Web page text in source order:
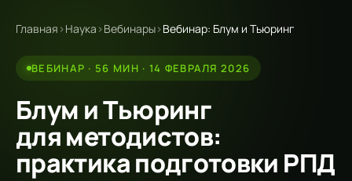
Главная ›Наука ›Вебинары›Вебинар: Блум и Тьюринг
ВЕБИНАР · 56 МИН · 14 ФЕВРАЛЯ 2026
Блум и Тьюринг
для методистов:
практика подготовки РПД